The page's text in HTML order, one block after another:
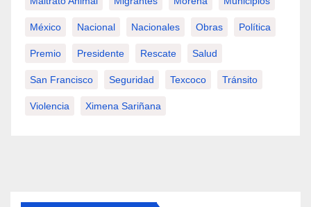
México Nacional Nacionales Obras Política
Premio Presidente Rescate Salud
San Francisco Seguridad Texcoco Tránsito
Violencia Ximena Sariñana